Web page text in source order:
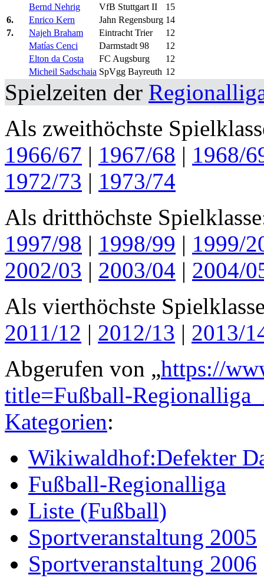
Bernd Nehrig
VfB Stuttgart II
15
6.
Enrico Kern Jahn Regensburg 14
7.
Najeh Braham Eintracht Trier
12
Matías Cenci
Darmstadt 98
12
Elton da Costa
FC Augsburg
12
Micheil Sadschaia SpVgg Bayreuth 12
Spielzeiten der
Als zweithöchste
1966/67 | 1967/68 | 1968/
1972/73 | 1973/74
Als dritthöchste
1997/98 | 1998/99 | 1999/
2002/03 | 2003/04 | 2004/
Als vierthöchste
2011/12 | 2012/13 | 2013/
Abgerufen von „https://
title=Fußball-
Kategorien:
Wikiwaldhof:Defekter
Fußball-Regionalliga
Liste (Fußball)
Sportveranstaltung 2005
Sportveranstaltung 2006